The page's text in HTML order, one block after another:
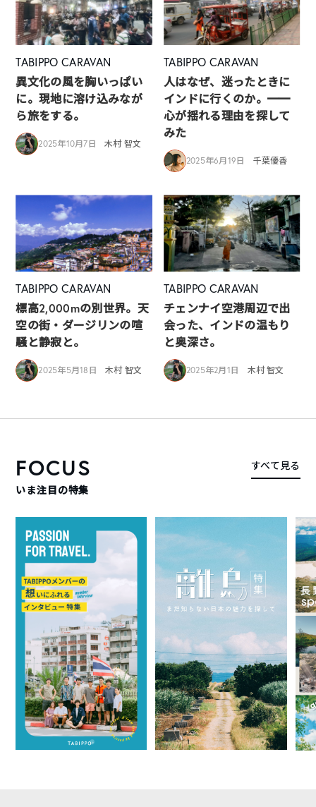
TABIPPO CARAVAN
異文化の風を胸いっぱい
に。現地に溶け込みなが
ら旅をする。
2025年10月7日 木村 智文
TABIPPO CARAVAN
人はなぜ、迷ったときに
インドに行くのか。━━
心が揺れる理由を探して
みた
2025年6月19日 千葉優香
TABIPPO CARAVAN
標高2,000mの別世界。天
空の街・ダージリンの喧
騒と静寂と。
2025年5月18日 木村 智文
TABIPPO CARAVAN
チェンナイ空港周辺で出
会った、インドの温もり
と奥深さ。
2025年2月1日 木村 智文
FOCUS
いま注目の特集
すべて見る